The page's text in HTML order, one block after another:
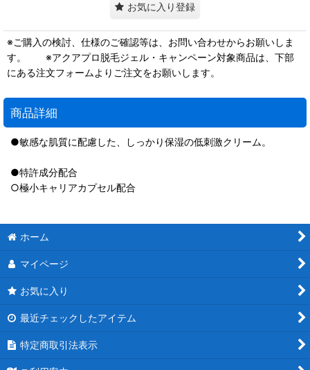
お気に入り登録
※ご購入の検討、仕様のご確認等は、お問い合わせからお願いしま
す。 ※アクアプロ脱毛ジェル・キャンペーン対象商品は、下部
にある注文フォームよりご注文をお願いします。
商品詳細
●敏感な肌質に配慮した、しっかり保湿の低刺激クリーム。
●特許成分配合
○極小キャリアカプセル配合
ホーム
マイページ
お気に入り
最近チェックしたアイテム
特定商取引法表示